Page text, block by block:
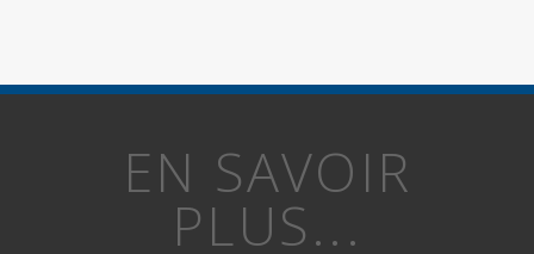
EN SAVOIR
PLUS...